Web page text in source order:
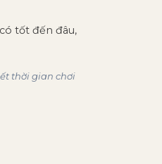
tốt đến đâu,
thời gian chơi